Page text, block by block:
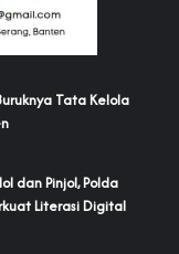
Tata Kelola
dan Pinjol, Polda
Literasi Digital